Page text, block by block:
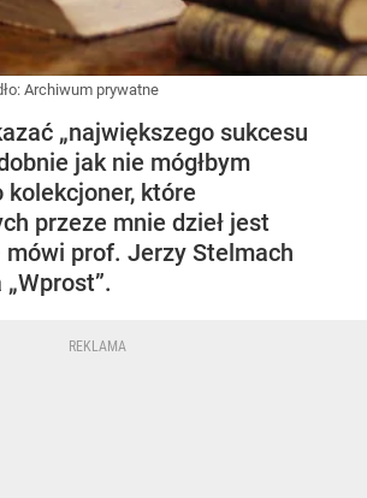
Archiwum prywatne
„największego sukcesu
jak nie mógłbym
kolekcjoner, które
przeze mnie dzieł jest
prof. Jerzy Stelmach